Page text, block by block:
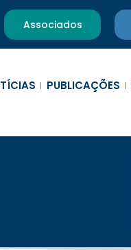
Associados
PUBLICAÇÕES